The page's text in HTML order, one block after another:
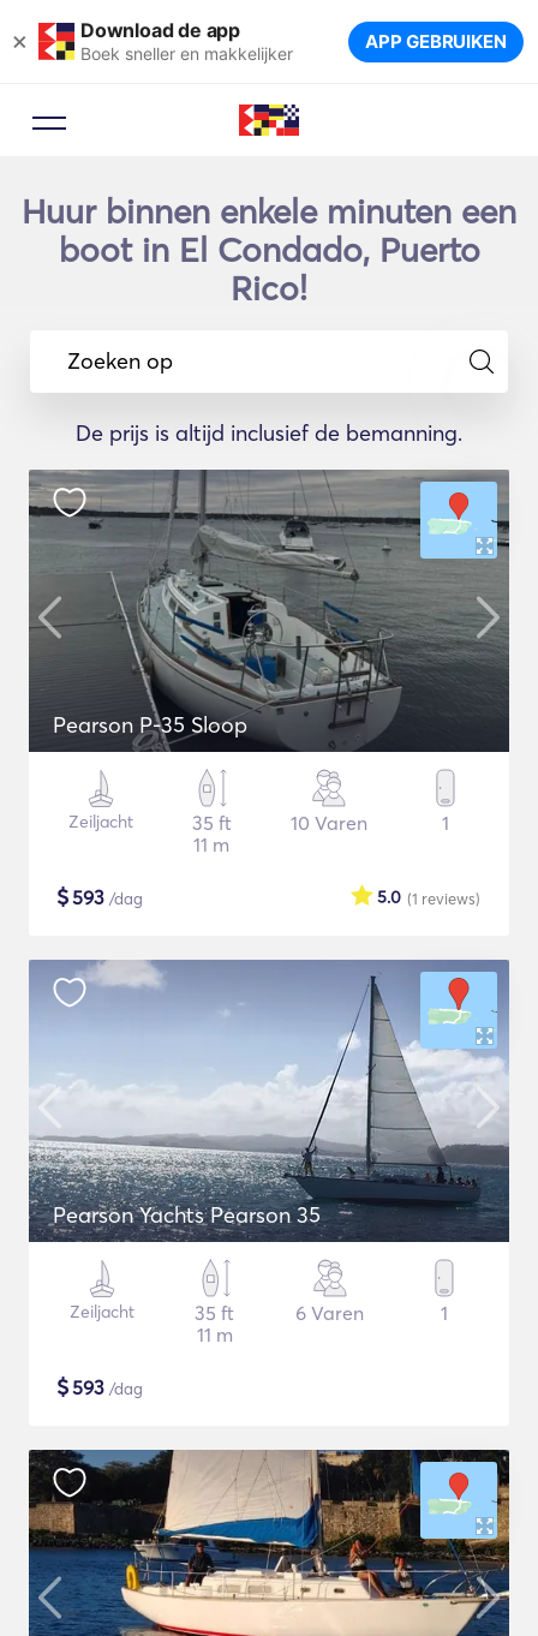
× Download de app
Boek sneller en makkelijker APP GEBRUIKEN
Huur binnen enkele minuten een
boot in El Condado, Puerto
Rico!
Zoeken op
De prijs is altijd inclusief de bemanning.
Pearson P-35 Sloop
Zeiljacht
35 ft
11 m
10 Varen 1
$593 /dag (1 reviews)
5.0
Pearson Yachts Pearson 35
Zeiljacht
35 ft
11 m
6 Varen 1
$593 /dag